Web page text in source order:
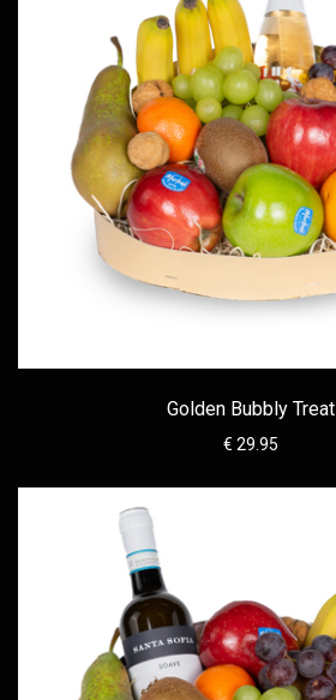
Golden Bubbly Treat
€ 29.95